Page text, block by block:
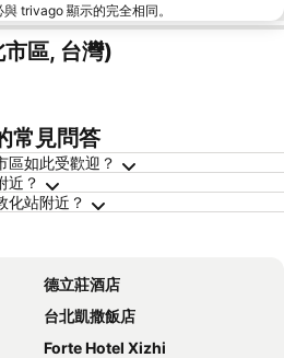
trivago 顯示的完全相同。
區, 台灣)
常見問答
區如此受歡迎？
近？
化站附近？
德立莊酒店
台北凱撒飯店
Forte Hotel Xizhi